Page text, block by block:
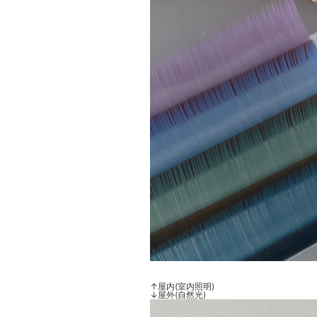
↑屋内(室内照明)
↓屋外(自然光)